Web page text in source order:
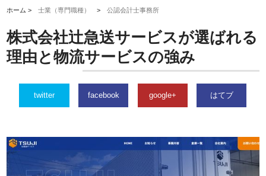
ホーム >士業（専門職種） >公認会計士事務所
株式会社辻急送サービスが選ばれる
理由と物流サービスの強み
twitter facebook google+ はてブ